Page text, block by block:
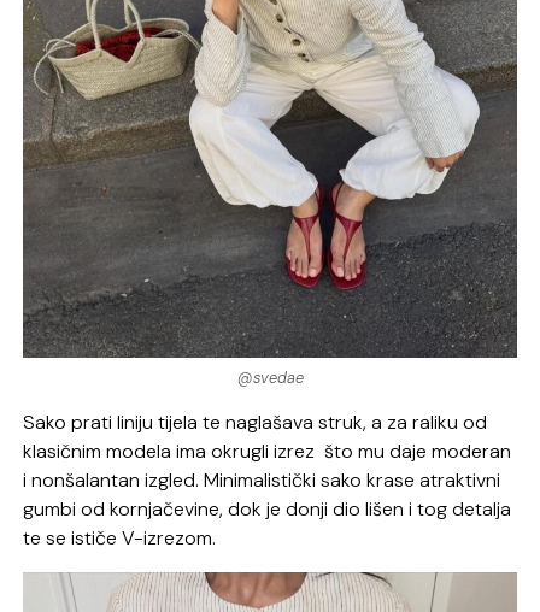
@svedae
Sako prati liniju tijela te naglašava struk, a za raliku od
klasičnim modela ima okrugli izrez što mu daje moderan
i nonšalantan izgled. Minimalistički sako krase atraktivni
gumbi od kornjačevine, dok je donji dio lišen i tog detalja
te se ističe V-izrezom.